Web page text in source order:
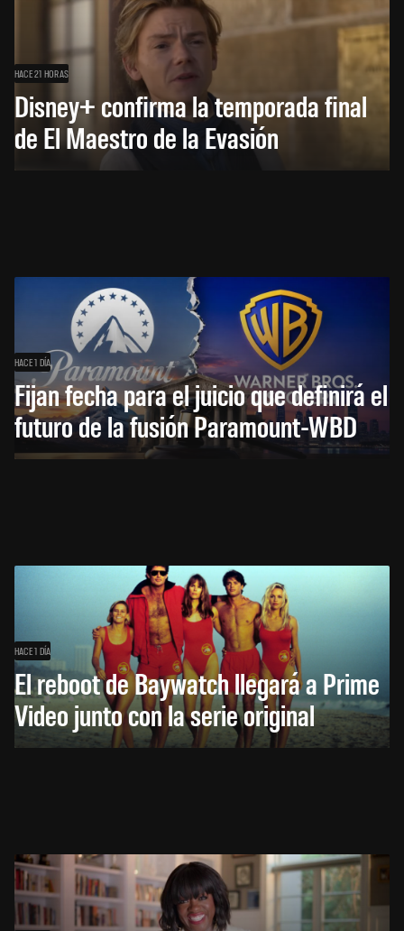
HACE 21 HORAS
Disney+ confirma la temporada final
de El Maestro de la Evasión
HACE 1 DÍA
Fijan fecha para el juicio que definirá el
futuro de la fusión Paramount-WBD
HACE 1 DÍA
El reboot de Baywatch llegará a Prime
Video junto con la serie original